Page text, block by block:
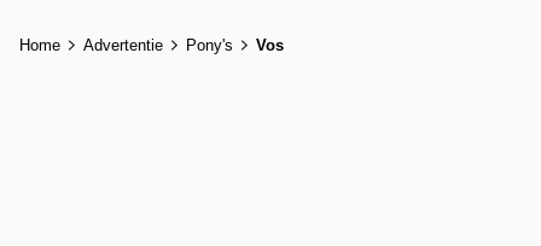
Home Advertentie Pony's Vos